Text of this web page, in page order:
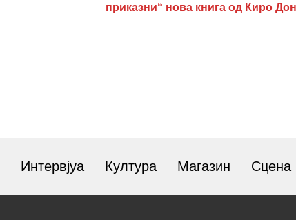
приказни“ нова книга од Киро
Интервјуа Култура Магазин Сцена